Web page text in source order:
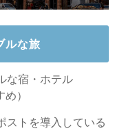
ルな旅
な宿・ホテル
）
ストを導入している